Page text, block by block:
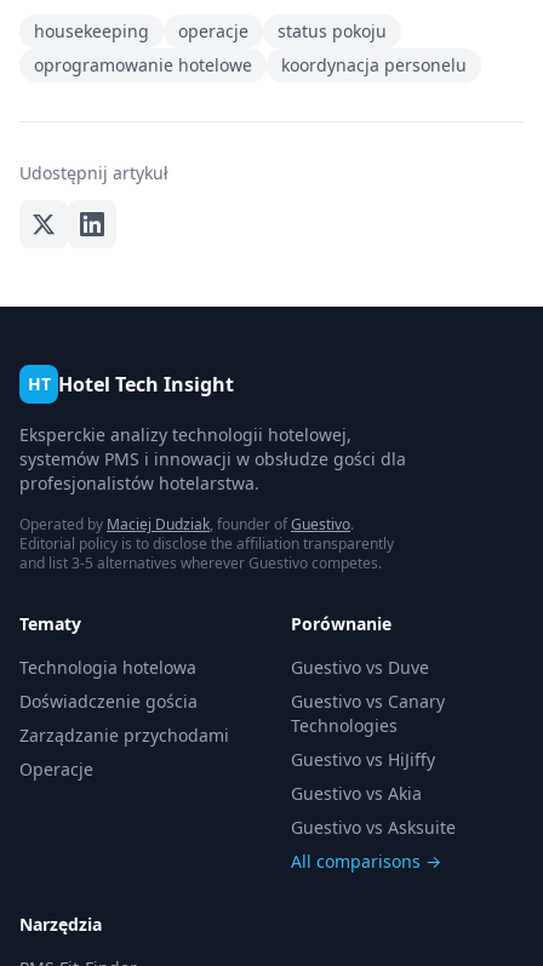
housekeeping
operacje
status pokoju
oprogramowanie hotelowe
koordynacja personelu
Udostępnij artykuł
HT Hotel Tech Insight
Eksperckie analizy technologii hotelowej,
systemów PMS i innowacji w obsłudze gości dla
profesjonalistów hotelarstwa.
Operated by Maciej Dudziak, founder ofGuestivo.
Editorial policy is to disclose the affiliation transparently
and list 3-5 alternatives wherever Guestivo competes.
Tematy
Technologia hotelowa
Doświadczenie gościa
Zarządzanie przychodami
Operacje
Porównanie
Guestivo vs Duve
Guestivo vs Canary
Technologies
Guestivo vs HiJiffy
Guestivo vs Akia
Guestivo vs Asksuite
All comparisons →
Narzędzia